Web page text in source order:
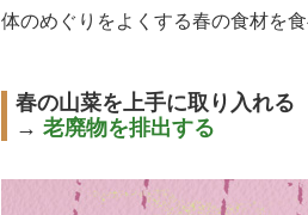
体のめぐりをよくする春の食材を
春の山菜を上手に取り入れる
→老廃物を排出する